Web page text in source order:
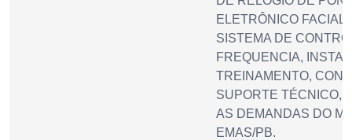
ELETRÔNICO
SISTEMA DE
FREQUENCIA,
TREINAMENTO,
SUPORTE TÉCNICO,
AS DEMANDAS DO
EMAS/PB.